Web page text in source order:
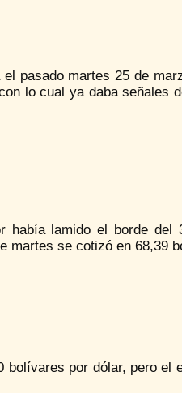
pasado martes 25 de
lo cual ya daba señales
había lamido el borde
martes se cotizó en 68,39
por dólar, pero